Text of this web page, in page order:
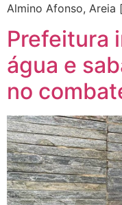
Almino Afonso, Areia
Prefeitura
água e
no